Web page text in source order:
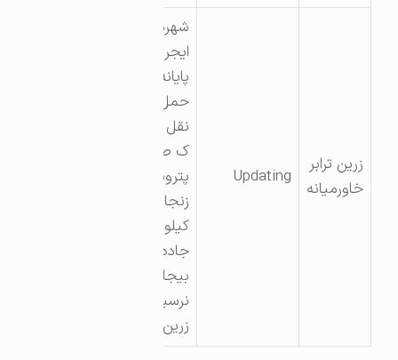
زرین ترابر
خاورمیانه
Updating
شهرستان
ایجرود
پایانه
حمل و
نقل شهر
ک صنعتی
پتروشیمی
زنجان
کیلومتر ۳
جاده
بیجار
نرسیده به
زرین آباد